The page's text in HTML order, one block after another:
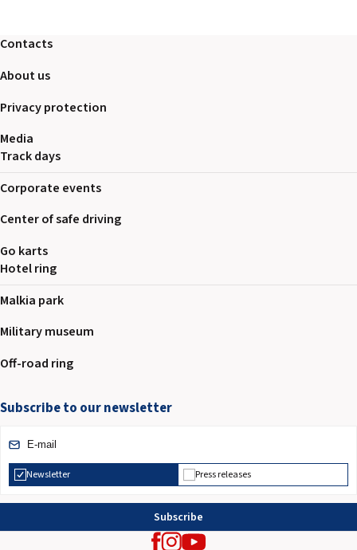
Contacts
About us
Privacy protection
Media
Track days
Corporate events
Center of safe driving
Go karts
Hotel ring
Malkia park
Military museum
Off-road ring
Subscribe to our newsletter
Newsletter Press releases
Subscribe